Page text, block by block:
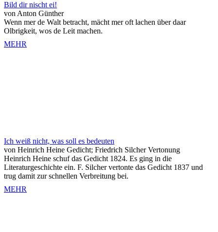
Bild dir nischt ei!
von Anton Günther
Wenn mer de Walt betracht, mächt mer oft lachen über daar
Olbrigkeit, wos de Leit machen.
MEHR
Ich weiß nicht, was soll es bedeuten
von Heinrich Heine Gedicht; Friedrich Silcher Vertonung
Heinrich Heine schuf das Gedicht 1824. Es ging in die
Literaturgeschichte ein. F. Silcher vertonte das Gedicht 1837 und
trug damit zur schnellen Verbreitung bei.
MEHR